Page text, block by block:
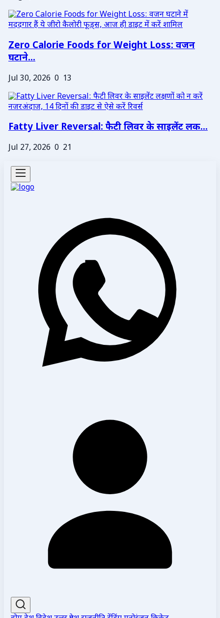
Zero Calorie Foods for Weight Loss: वजन
घटाने...
Jul 30, 2026 0 13
Fatty Liver Reversal: फैटी लिवर के साइलेंट लक...
Jul 27, 2026 0 21